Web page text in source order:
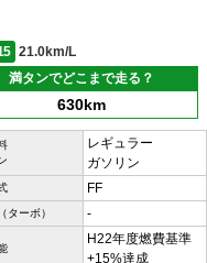
21.0km/L
満タンでどこまで走る？
630km
レギュラー
ガソリン
FF
ターボ） -
H22年度燃費基準
+15%達成